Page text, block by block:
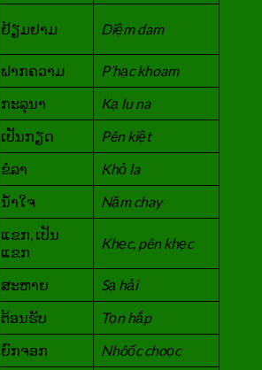
ຢ້ຽມຢາມ Diệm dam
ຟາກຄວາມ
P’hạc khoam
ກະລຸນາ
Kạ lu na
ເປັນກຽດ
Pên kiệt
ຂໍລາ
Khỏ la
ນ້ຳໃຈ Nặm chay
ແຂກ, ເປັນ
ແຂກ
Khẹc, pên khẹc
ສະຫາຍ
Sạ hải
ຕ້ອນຮັບ
Tọn hắp
ຍົກຈອກ
Nhôốc choọc